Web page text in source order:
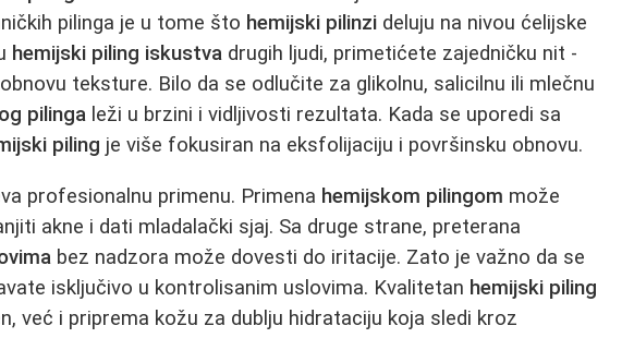
pilinga je u tome što hemijski pilinzi deluju na nivou ćelijske
hemijski piling iskustva drugih ljudi, primetićete zajedničku nit -
teksture. Bilo da se odlučite za glikolnu, salicilnu ili mlečnu
pilinga leži u brzini i vidljivosti rezultata. Kada se uporedi sa
piling je više fokusiran na eksfolijaciju i površinsku obnovu.
profesionalnu primenu. Primena hemijskom pilingom može
akne i dati mladalački sjaj. Sa druge strane, preterana
bez nadzora može dovesti do iritacije. Zato je važno da se
isključivo u kontrolisanim uslovima. Kvalitetan hemijski piling
već i priprema kožu za dublju hidrataciju koja sledi kroz